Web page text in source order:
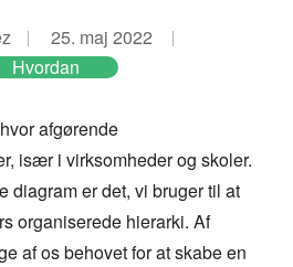
25. maj 2022
Hvordan
afgørende
især i virksomheder og skoler.
diagram er det, vi bruger til at
organiserede hierarki. Af
af os behovet for at skabe en